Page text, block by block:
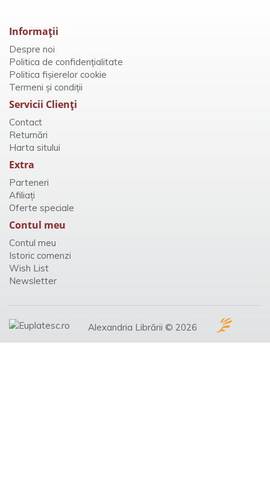
Informaţii
Despre noi
Politica de confidențialitate
Politica fișierelor cookie
Termeni și condiții
Servicii Clienţi
Contact
Returnări
Harta sitului
Extra
Parteneri
Afiliaţi
Oferte speciale
Contul meu
Contul meu
Istoric comenzi
Wish List
Newsletter
Alexandria Librării © 2026